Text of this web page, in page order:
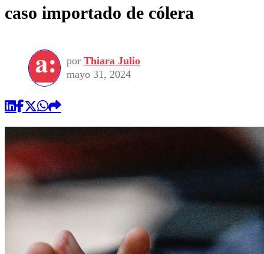
caso importado de cólera
por Thiara Julio
mayo 31, 2024